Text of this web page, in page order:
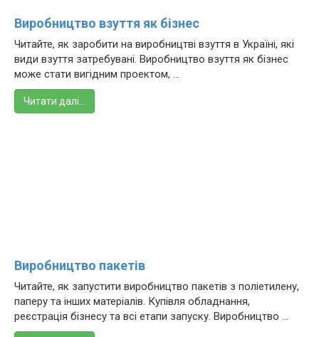
Виробництво взуття як бізнес
Читайте, як заробити на виробництві взуття в Україні, які
види взуття затребувані. Виробництво взуття як бізнес
може стати вигідним проектом, ...
Читати далі…
Виробництво пакетів
Читайте, як запустити виробництво пакетів з поліетилену,
паперу та інших матеріалів. Купівля обладнання,
реєстрація бізнесу та всі етапи запуску. Виробництво ...